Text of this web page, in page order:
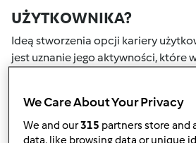
UŻYTKOWNIKA?
Ideą stworzenia opcji kariery
jest uznanie jego aktywności, które
portalu społecznościowym są
Osiągnięcie określonej liczby
podwyższa Twoje miejsce w
We Care About Your Privacy
We and our315 partners store and
data, like browsing data or unique